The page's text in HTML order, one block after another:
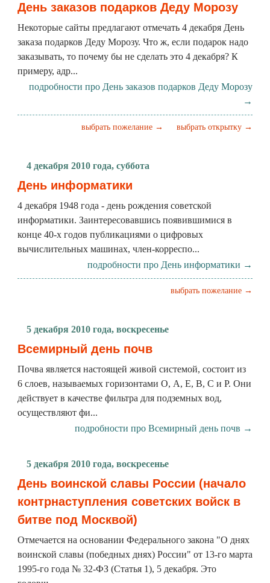
День заказов подарков Деду Морозу
Некоторые сайты предлагают отмечать 4 декабря День
заказа подарков Деду Морозу. Что ж, если подарок надо
заказывать, то почему бы не сделать это 4 декабря? К
примеру, адр...
подробности про День заказов подарков Деду Морозу
→
выбрать открытку →
выбрать пожелание →
4 декабря 2010 года, суббота
День информатики
4 декабря 1948 года - день рождения советской
информатики. Заинтересовавшись появившимися в
конце 40-х годов публикациями о цифровых
вычислительных машинах, член-корреспо...
подробности про День информатики →
выбрать пожелание →
5 декабря 2010 года, воскресенье
Всемирный день почв
Почва является настоящей живой системой, состоит из
6 слоев, называемых горизонтами О, А, Е, В, С и Р. Они
действует в качестве фильтра для подземных вод,
осуществляют фи...
подробности про Всемирный день почв →
5 декабря 2010 года, воскресенье
День воинской славы России (начало
контрнаступления советских войск в
битве под Москвой)
Отмечается на основании Федерального закона "О днях
воинской славы (победных днях) России" от 13-го марта
1995-го года № 32-ФЗ (Статья 1), 5 декабря. Это